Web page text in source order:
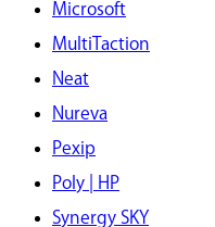
Microsoft
MultiTaction
Neat
Nureva
Pexip
Poly | HP
Synergy SKY